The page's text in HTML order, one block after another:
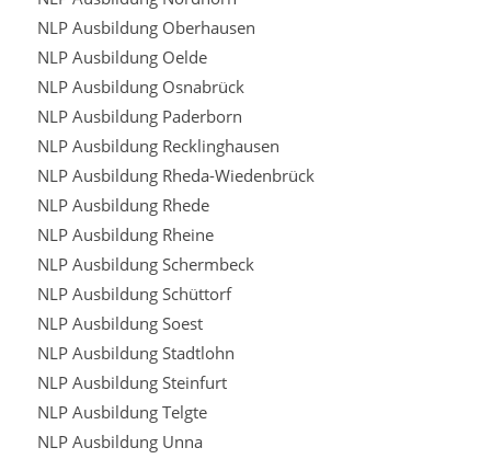
NLP Ausbildung Oberhausen
NLP Ausbildung Oelde
NLP Ausbildung Osnabrück
NLP Ausbildung Paderborn
NLP Ausbildung Recklinghausen
NLP Ausbildung Rheda-Wiedenbrück
NLP Ausbildung Rhede
NLP Ausbildung Rheine
NLP Ausbildung Schermbeck
NLP Ausbildung Schüttorf
NLP Ausbildung Soest
NLP Ausbildung Stadtlohn
NLP Ausbildung Steinfurt
NLP Ausbildung Telgte
NLP Ausbildung Unna